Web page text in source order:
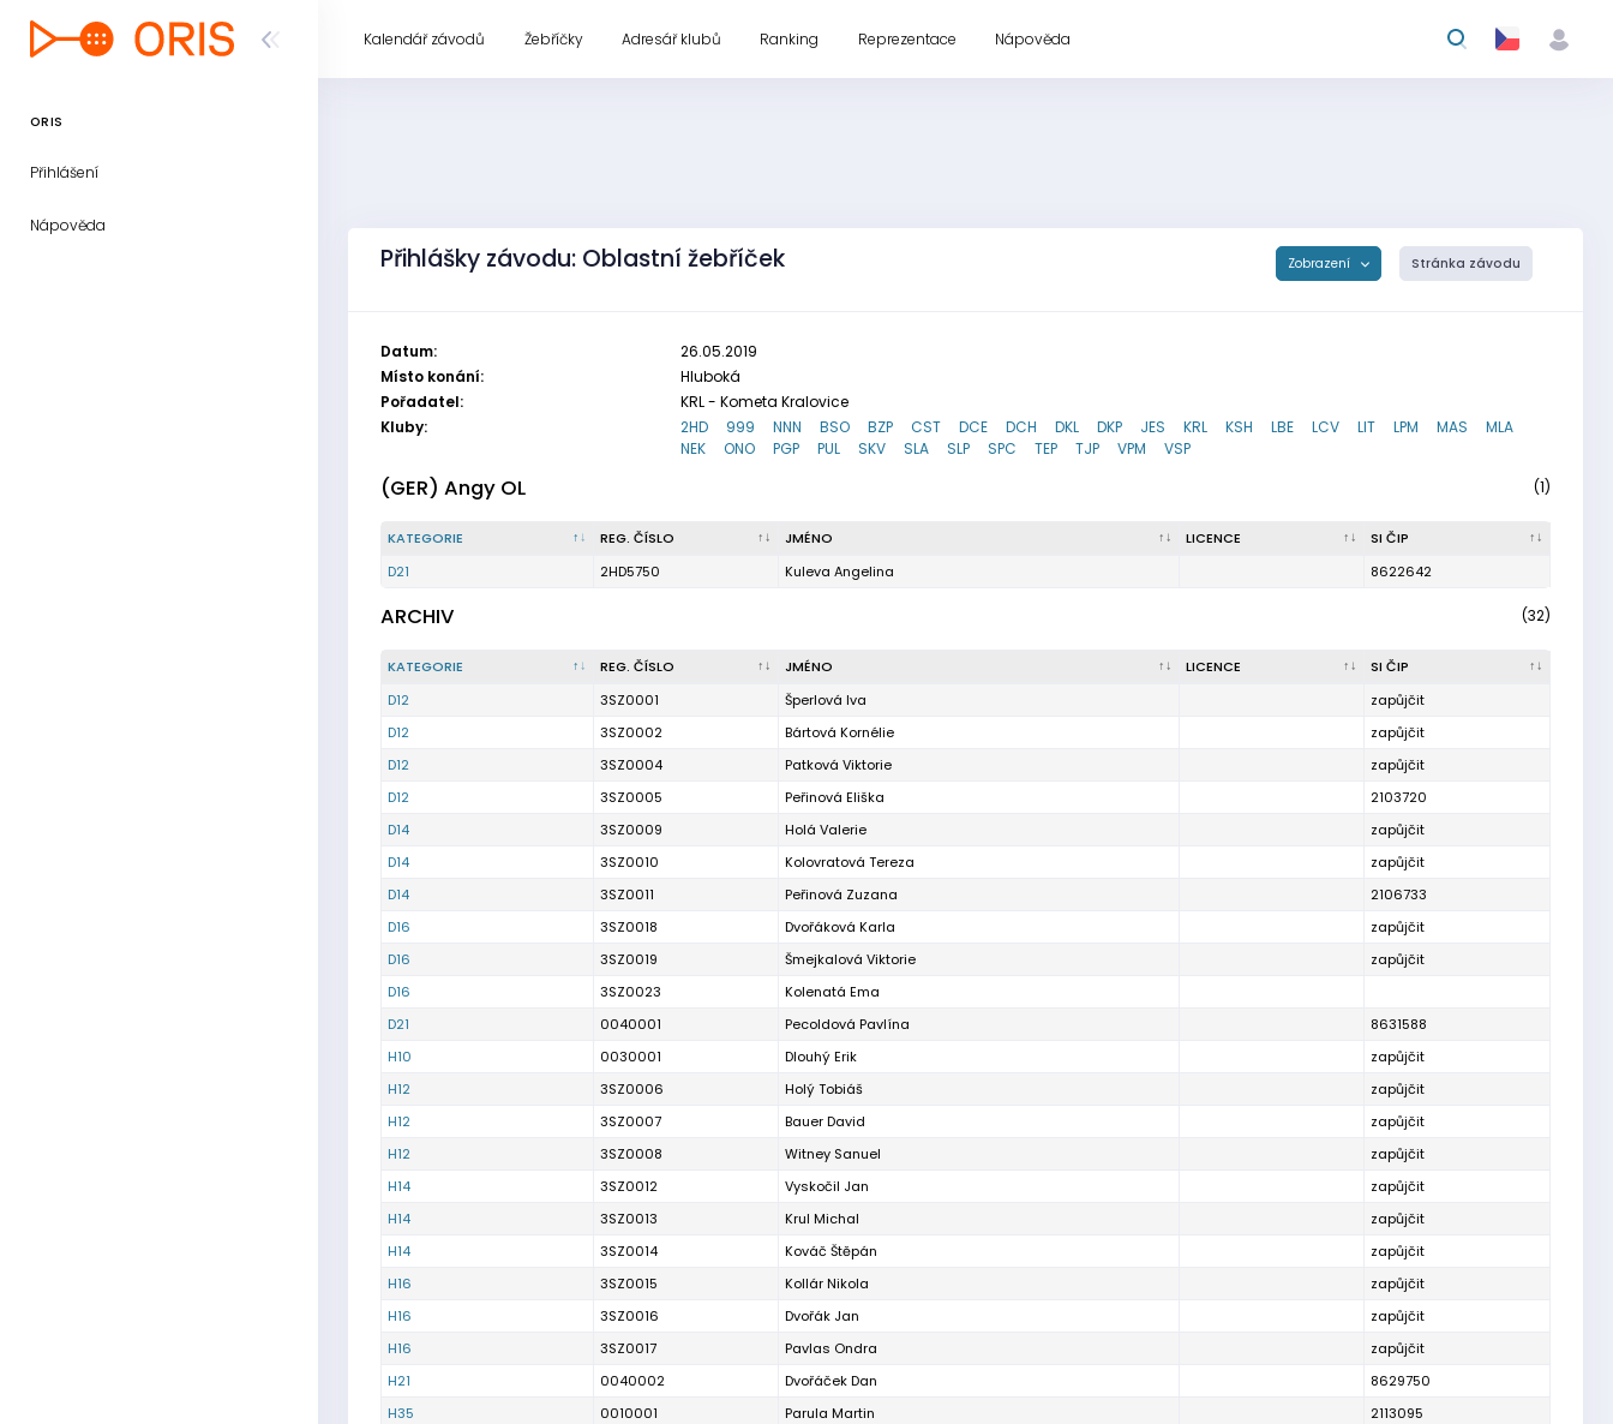
ORIS
Přihlášení
Nápověda
Kalendář závodů Žebříčky Adresář klubů Ranking Reprezentace Nápověda
Přihlášky závodu: Oblastní žebříček Zobrazení Stránka závodu
Datum:
26.05.2019
Místo konání:
Hluboká
Pořadatel:
KRL - Kometa Kralovice
Kluby:
2HD 999 NNN BSO BZP CST DCE DCH DKL DKP JES KRL KSH LBE LCV LIT LPM MAS
MLA
NEK
ONO PGP PUL SKV SLA SLP SPC TEP TJP VPM VSP
(GER) Angy OL (1)
KATEGORIE REG. ČÍSLO JMÉNO LICENCE
SI ČIP
D21
2HD5750 Kuleva Angelina 8622642
ARCHIV (32)
KATEGORIE REG. ČÍSLO JMÉNO LICENCE
SI ČIP
D12
3SZ0001 Šperlová Iva
zapůjčit
D12
3SZ0002 Bártová Kornélie
zapůjčit
D12
3SZ0004 Patková Viktorie
zapůjčit
D12
3SZ0005 Peřinová Eliška
2103720
D14
3SZ0009 Holá Valerie
zapůjčit
D14
3SZ0010 Kolovratová Tereza
zapůjčit
D14
3SZ0011 Peřinová Zuzana
2106733
D16
3SZ0018 Dvořáková Karla
zapůjčit
D16
3SZ0019 Šmejkalová Viktorie
zapůjčit
D16
3SZ0023
Kolenatá Ema
D21
0040001 Pecoldová Pavlína
8631588
H10
0030001 Dlouhý Erik
zapůjčit
H12
3SZ0006 Holý Tobiáš
zapůjčit
H12
3SZ0007 Bauer David
zapůjčit
H12
3SZ0008 Witney Sanuel
zapůjčit
H14
3SZ0012 Vyskočil Jan
zapůjčit
H14
3SZ0013 Krul Michal
zapůjčit
H14
3SZ0014 Kováč Štěpán
zapůjčit
H16
3SZ0015 Kollár Nikola
zapůjčit
H16
3SZ0016 Dvořák Jan
zapůjčit
H16
3SZ0017 Pavlas Ondra
zapůjčit
H21
0040002 Dvořáček Dan
8629750
H35
0010001 Parula Martin
2113095